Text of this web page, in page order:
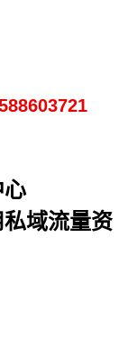
心
域流量资